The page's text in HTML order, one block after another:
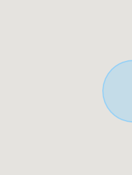
另外，購買時的各項費用
因為也接受資金計劃的需
當有了興趣的時候，在